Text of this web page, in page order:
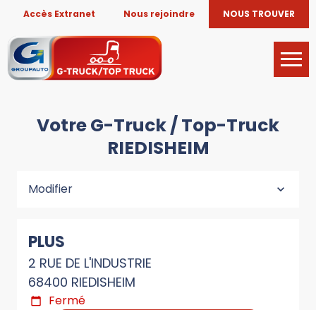
Accès Extranet Nous rejoindre NOUS TROUVER
Votre G-Truck / Top-Truck
RIEDISHEIM
Modifier
PLUS
2 RUE DE L'INDUSTRIE
68400 RIEDISHEIM
Fermé